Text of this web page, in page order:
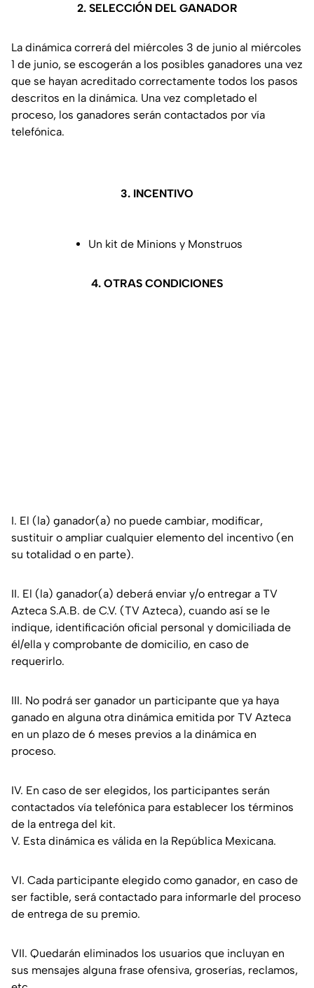
2. SELECCIÓN DEL GANADOR
La dinámica correrá del miércoles 3 de junio al miércoles
1 de junio, se escogerán a los posibles ganadores una vez
que se hayan acreditado correctamente todos los pasos
descritos en la dinámica. Una vez completado el
proceso, los ganadores serán contactados por vía
telefónica.
3. INCENTIVO
Un kit de Minions y Monstruos
4. OTRAS CONDICIONES
I. El (la) ganador(a) no puede cambiar, modificar,
sustituir o ampliar cualquier elemento del incentivo (en
su totalidad o en parte).
II. El (la) ganador(a) deberá enviar y/o entregar a TV
Azteca S.A.B. de C.V. (TV Azteca), cuando así se le
indique, identificación oficial personal y domiciliada de
él/ella y comprobante de domicilio, en caso de
requerirlo.
III. No podrá ser ganador un participante que ya haya
ganado en alguna otra dinámica emitida por TV Azteca
en un plazo de 6 meses previos a la dinámica en
proceso.
IV. En caso de ser elegidos, los participantes serán
contactados vía telefónica para establecer los términos
de la entrega del kit.
V. Esta dinámica es válida en la República Mexicana.
VI. Cada participante elegido como ganador, en caso de
ser factible, será contactado para informarle del proceso
de entrega de su premio.
VII. Quedarán eliminados los usuarios que incluyan en
sus mensajes alguna frase ofensiva, groserías, reclamos,